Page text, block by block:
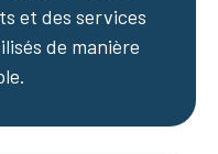
et des services
de manière